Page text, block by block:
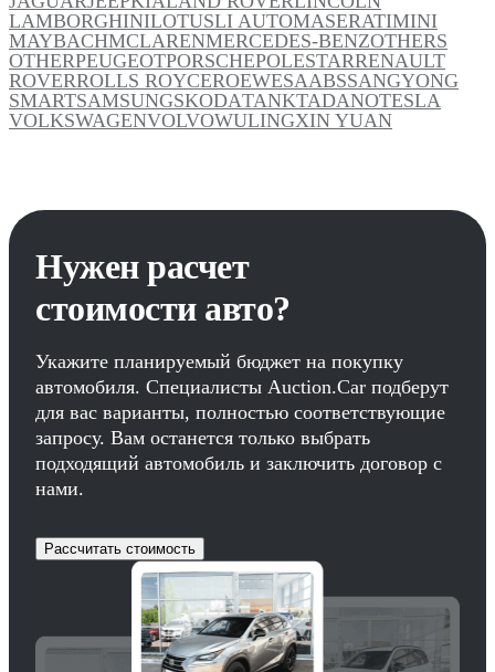
LAMBORGHINILOTUSLI AUTOMASERATIMINI
MAYBACHMCLARENMERCEDES-BENZOTHERS
OTHERPEUGEOTPORSCHEPOLESTARRENAULT
ROVERROLLS ROYCEROEWESAABSSANGYONG
SMARTSAMSUNGSKODATANKTADANOTESLA
VOLKSWAGENVOLVOWULINGXIN YUAN
Нужен расчет
стоимости авто?
Укажите планируемый бюджет на покупку
автомобиля. Специалисты Auction.Car подберут
для вас варианты, полностью соответствующие
запросу. Вам останется только выбрать
подходящий автомобиль и заключить договор с
нами.
Рассчитать стоимость